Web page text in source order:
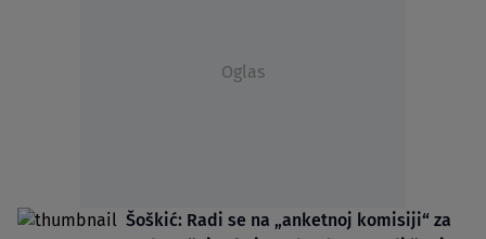
Oglas
Šoškić: Radi se na „anketnoj komisiji“ za